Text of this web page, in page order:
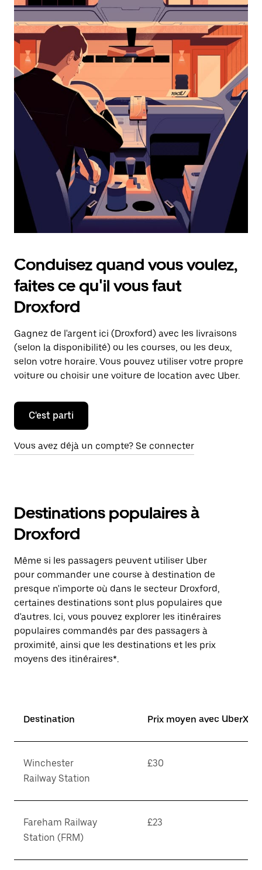
bas
interagir
avec
calendrier
et
sélectionner
une
date.
Appuyez
d'échappement
pour
fermer
calendrier.
Conduisez quand vous voulez,
faites ce qu'il vous faut
Droxford
Gagnez de l'argent ici (Droxford) avec les livraisons
(selon la disponibilité) ou les courses, ou les deux,
selon votre horaire. Vous pouvez utiliser votre propre
voiture ou choisir une voiture de location avec Uber.
C'est parti
Vous avez déjà un compte? Se connecter
Destinations populaires à
Droxford
Même si les passagers peuvent utiliser Uber
pour commander une course à destination de
presque n'importe où dans le secteur Droxford,
certaines destinations sont plus populaires que
d'autres. Ici, vous pouvez explorer les itinéraires
populaires commandés par des passagers à
proximité, ainsi que les destinations et les prix
moyens des itinéraires*.
Destination Prix moyen avec UberX*
Winchester
Railway Station
£30
Fareham Railway
Station (FRM)
£23